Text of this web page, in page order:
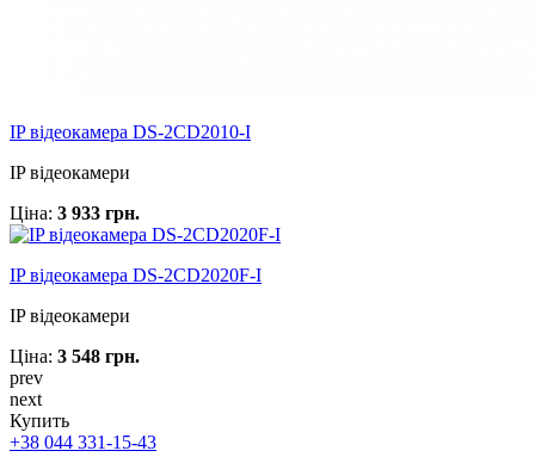
IP відеокамера DS-2CD2010-I
IP відеокамери
Ціна: 3 933 грн.
IP відеокамера DS-2CD2020F-I
IP відеокамери
Ціна: 3 548 грн.
prev
next
Купить
+38 044 331-15-43